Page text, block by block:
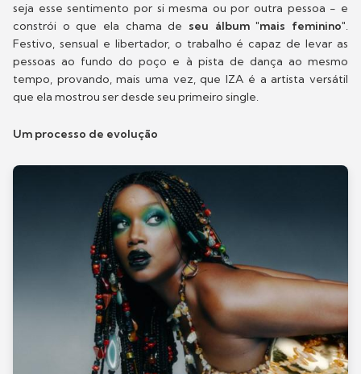
seja esse sentimento por si mesma ou por outra pessoa - e
constrói o que ela chama de seu álbum "mais feminino".
Festivo, sensual e libertador, o trabalho é capaz de levar as
pessoas ao fundo do poço e à pista de dança ao mesmo
tempo, provando, mais uma vez, que IZA é a artista versátil
que ela mostrou ser desde seu primeiro single.
Um processo de evolução